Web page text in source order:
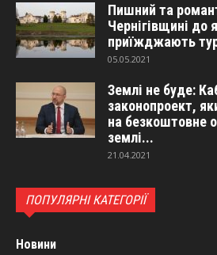
Пишний та
Чернігівщині до
приїжджають
05.05.2021
Землі не буде:
законопроект,
на безкоштовне
землі...
21.04.2021
ПОПУЛЯРНІ КАТЕГОРІЇ
Новини